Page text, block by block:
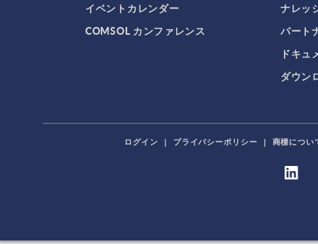
イベントカレンダー
COMSOL カンファレンス
ナレッ
パート
ドキュ
ダウン
ログイン | プライバシーポリシー | 商標につい